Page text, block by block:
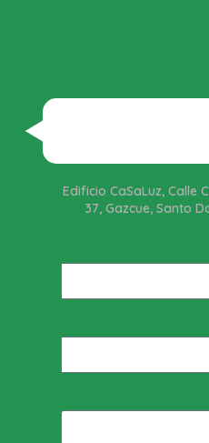
Edificio CaSaLuz, Calle
37, Gazcue, Santo